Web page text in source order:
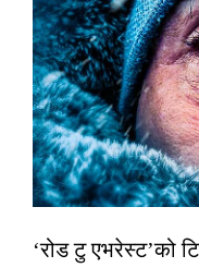
‘रोड टु एभरेस्ट’को